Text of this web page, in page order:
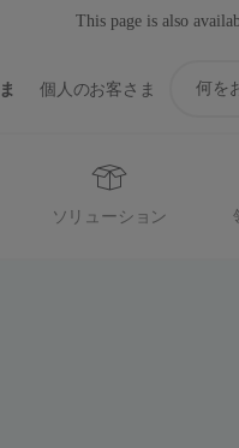
This page is also
ソリューション
個人のお客さま